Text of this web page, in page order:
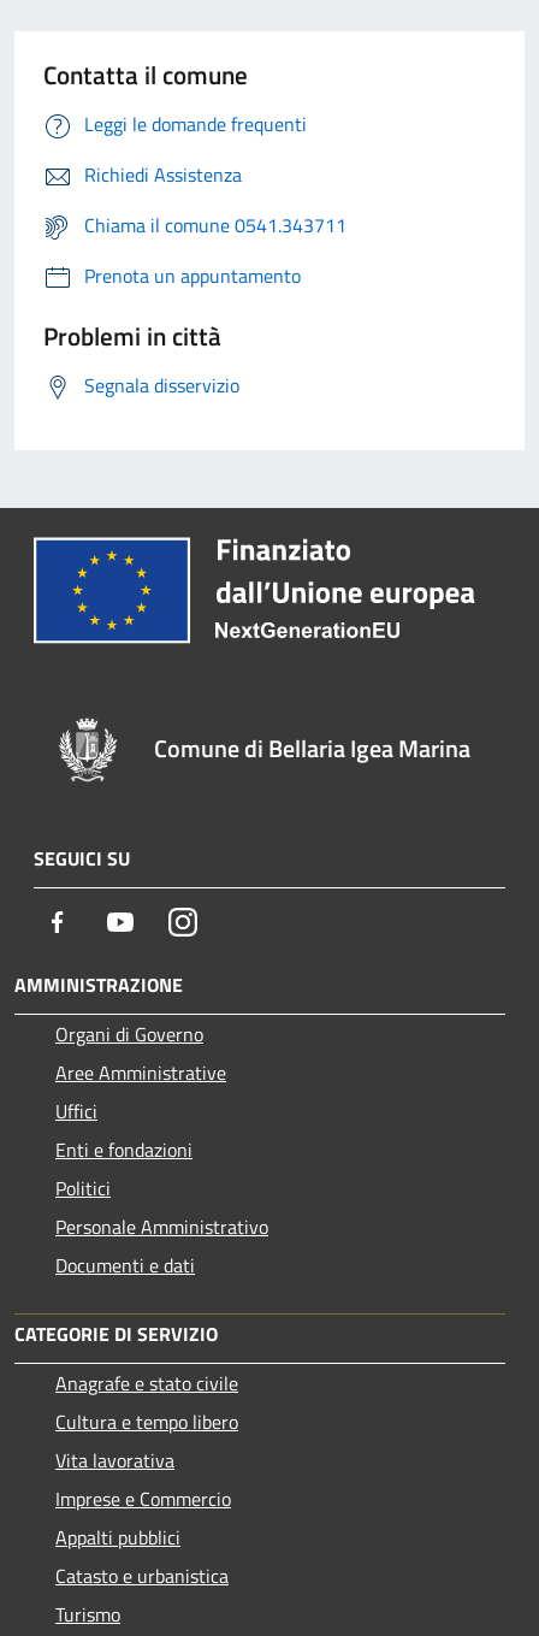
Contatta il comune
Leggi le domande frequenti
Richiedi Assistenza
Chiama il comune 0541.343711
Prenota un appuntamento
Problemi in città
Segnala disservizio
Comune di Bellaria Igea Marina
SEGUICI SU
Facebook YoutubeInstagram
AMMINISTRAZIONE
Organi di Governo
Aree Amministrative
Uffici
Enti e fondazioni
Politici
Personale Amministrativo
Documenti e dati
CATEGORIE DI SERVIZIO
Anagrafe e stato civile
Cultura e tempo libero
Vita lavorativa
Imprese e Commercio
Appalti pubblici
Catasto e urbanistica
Turismo